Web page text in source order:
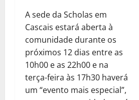
A sede da Scholas em
Cascais estará aberta à
comunidade durante os
próximos 12 dias entre as
10h00 e as 22h00 e na
terça-feira às 17h30 haverá
um “evento mais especial”,